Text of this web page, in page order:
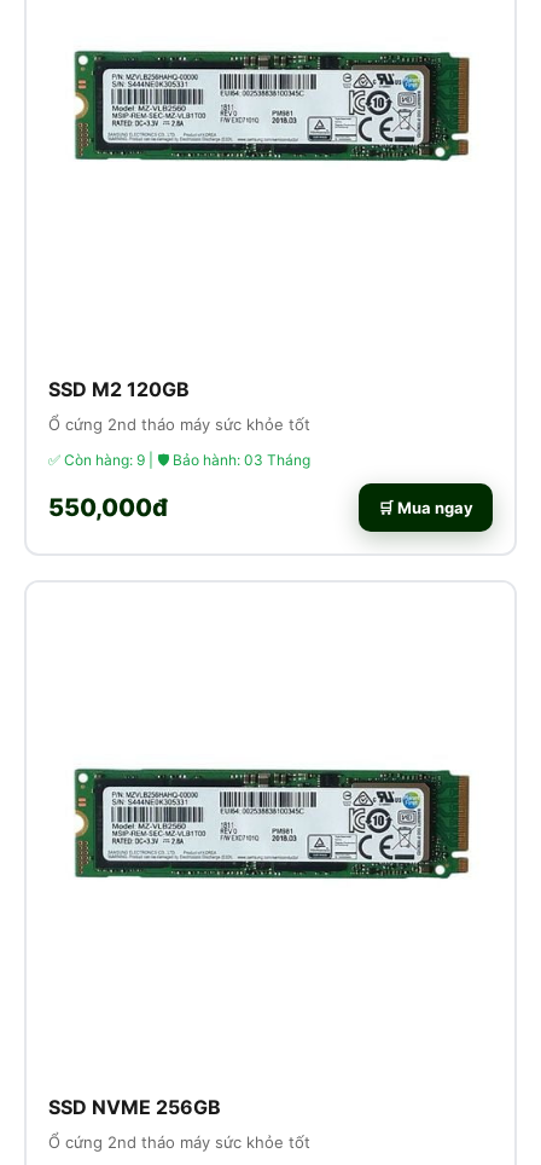
SSD M2 120GB
Ổ cứng 2nd tháo máy sức khỏe tốt
✅ Còn hàng: 9 | 🛡 Bảo hành: 03 Tháng
550,000đ 🛒 Mua ngay
SSD NVME 256GB
Ổ cứng 2nd tháo máy sức khỏe tốt